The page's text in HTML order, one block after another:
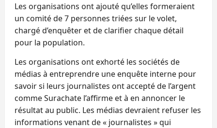
Les organisations ont ajouté qu’elles formeraient
un comité de 7 personnes triées sur le volet,
chargé d’enquêter et de clarifier chaque détail
pour la population.
Les organisations ont exhorté les sociétés de
médias à entreprendre une enquête interne pour
savoir si leurs journalistes ont accepté de l’argent
comme Surachate l’affirme et à en annoncer le
résultat au public. Les médias devraient refuser les
informations venant de « journalistes » qui